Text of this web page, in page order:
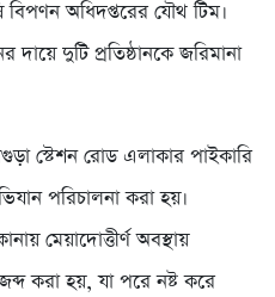
অধিদপ্তরের যৌথ টিম।
দুটি প্রতিষ্ঠানকে জরিমানা
স্টেশন রোড এলাকার পাইকারি
পরিচালনা করা হয়।
মেয়াদোত্তীর্ণ অবস্থায়
করা হয়, যা পরে নষ্ট করে